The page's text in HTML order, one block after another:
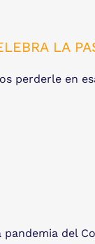
LA
perderle en
del